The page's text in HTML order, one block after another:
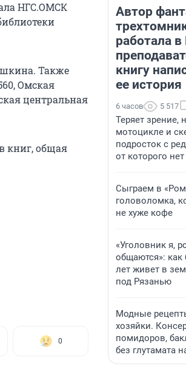
НГС.ОМСК
Также
Омская
центральная
книг, общая
0
Автор
работала
книгу
ее история
6 часов 5 517
Теряет зрение,
мотоцикле и
подросток с
от которого
Сыграем в
головоломка,
не хуже кофе
«Уголовник я,
общаются»:
лет живет в
под Рязанью
Модные
хозяйки.
помидоров,
без глутамата